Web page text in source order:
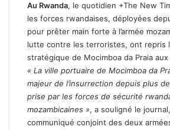
Au Rwanda, le quotidien +The New
les forces rwandaises, déployées
pour prêter main forte à l’armée
lutte contre les terroristes, ont repris
stratégique de Mocimboa da Praia
« La ville portuaire de Mocimboa da
majeur de l’insurrection depuis plus
prise par les forces de sécurité
mozambicaines », a souligné le
communiqué conjoint des deux